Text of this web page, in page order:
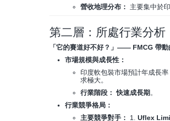
營收地理分布：
主要集中於
第二層：所處行業分析
「它的賽道好不好？」—— FMCG 帶
市場規模與成長性：
印度軟包裝市場預計年成長
求極大。
行業階段： 快速成長期 。
行業競爭格局：
主要競爭對手：
1. Uflex